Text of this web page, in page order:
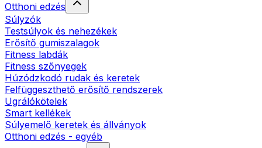
Otthoni edzés
Súlyzók
Testsúlyok és nehezékek
Erősítő gumiszalagok
Fitness labdák
Fitness szőnyegek
Húzódzkodó rudak és keretek
Felfüggeszthető erősítő rendszerek
Ugrálókötelek
Smart kellékek
Súlyemelő keretek és állványok
Otthoni edzés - egyéb